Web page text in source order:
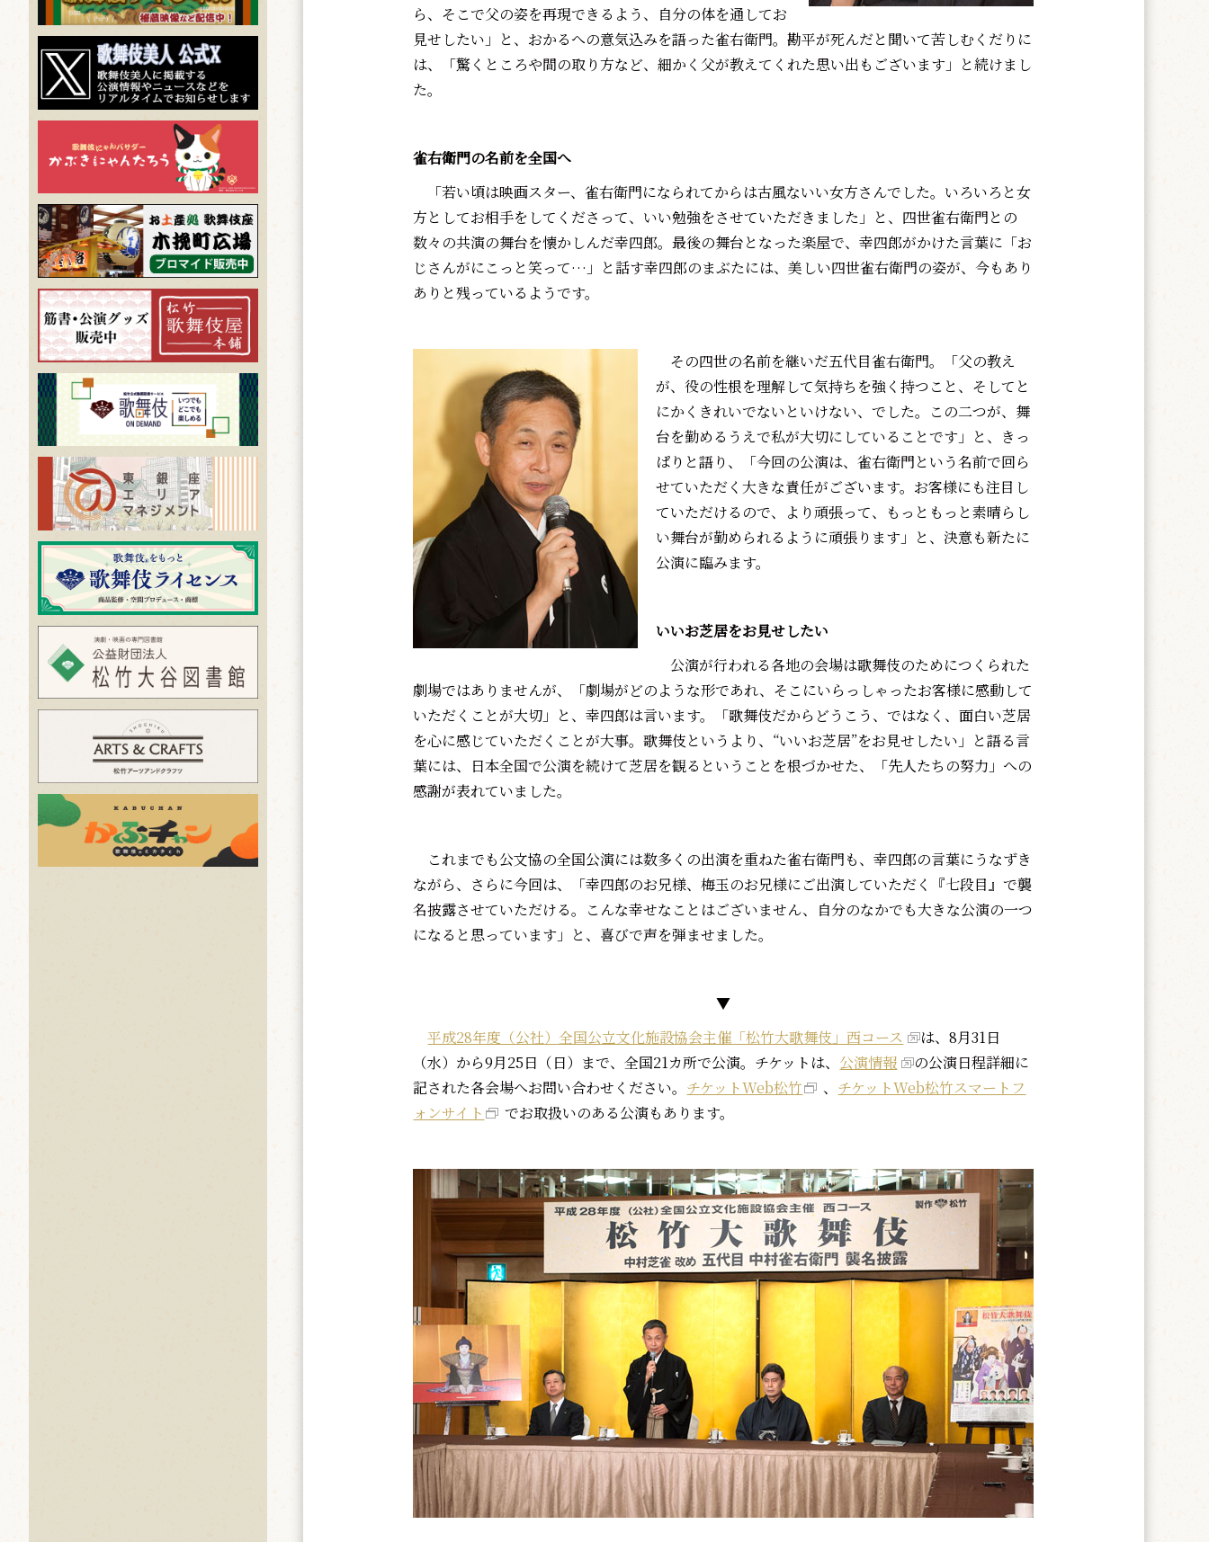
ら、そこで父の姿を再現できるよう、自分の体を通してお
見せしたい」と、おかるへの意気込みを語った雀右衛門。勘平が死んだと聞いて苦しむくだりに
は、「驚くところや間の取り方など、細かく父が教えてくれた思い出もございます」と続けまし
た。
雀右衛門の名前を全国へ
「若い頃は映画スター、雀右衛門になられてからは古風ないい女方さんでした。いろいろと女
方としてお相手をしてくださって、いい勉強をさせていただきました」と、四世雀右衛門との
数々の共演の舞台を懐かしんだ幸四郎。最後の舞台となった楽屋で、幸四郎がかけた言葉に「お
じさんがにこっと笑って…」と話す幸四郎のまぶたには、美しい四世雀右衛門の姿が、今もあり
ありと残っているようです。
その四世の名前を継いだ五代目雀右衛門。「父の教え
が、役の性根を理解して気持ちを強く持つこと、そしてと
にかくきれいでないといけない、でした。この二つが、舞
台を勤めるうえで私が大切にしていることです」と、きっ
ぱりと語り、「今回の公演は、雀右衛門という名前で回ら
せていただく大きな責任がございます。お客様にも注目し
ていただけるので、より頑張って、もっともっと素晴らし
い舞台が勤められるように頑張ります」と、決意も新たに
公演に臨みます。
いいお芝居をお見せしたい
公演が行われる各地の会場は歌舞伎のためにつくられた
劇場ではありませんが、「劇場がどのような形であれ、そこにいらっしゃったお客様に感動して
いただくことが大切」と、幸四郎は言います。「歌舞伎だからどうこう、ではなく、面白い芝居
を心に感じていただくことが大事。歌舞伎というより、“いいお芝居”をお見せしたい」と語る言
葉には、日本全国で公演を続けて芝居を観るということを根づかせた、「先人たちの努力」への
感謝が表れていました。
これまでも公文協の全国公演には数多くの出演を重ねた雀右衛門も、幸四郎の言葉にうなずき
ながら、さらに今回は、「幸四郎のお兄様、梅玉のお兄様にご出演していただく『七段目』で襲
名披露させていただける。こんな幸せなことはございません、自分のなかでも大きな公演の一つ
になると思っています」と、喜びで声を弾ませました。
▼
平成28年度（公社）全国公立文化施設協会主催「松竹大歌舞伎」西コース
は、8月31日
（水）から9月25日（日）まで、全国21カ所で公演。チケットは、 公演情報
の公演日程詳細に
記された各会場へお問い合わせください。 チケットWeb松竹 、 チケットWeb松竹スマートフ
ォンサイト
でお取扱いのある公演もあります。